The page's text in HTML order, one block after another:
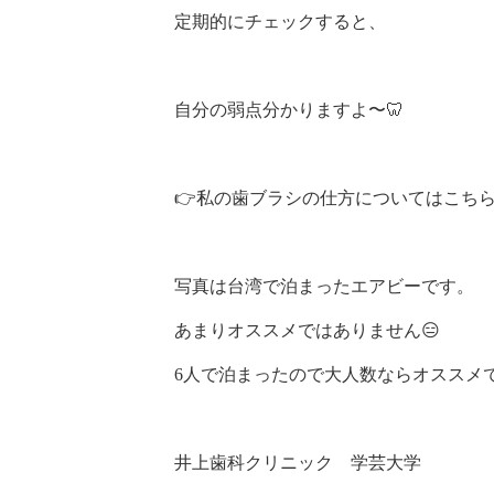
定期的にチェックすると、
自分の弱点分かりますよ〜🦷
👉️私の歯ブラシの仕方についてはこちら
写真は台湾で泊まったエアビーです。
あまりオススメではありません😑
6人で泊まったので大人数ならオススメ
井上歯科クリニック 学芸大学